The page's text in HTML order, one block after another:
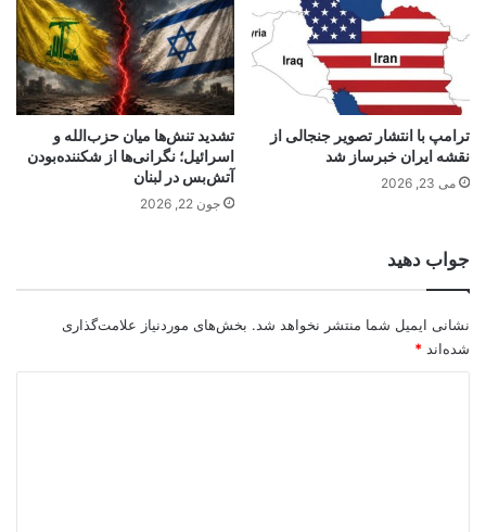
ترامپ با انتشار تصویر جنجالی از
نقشه ایران خبرساز شد
می 23, 2026
تشدید تنش‌ها میان حزب‌الله و
اسرائیل؛ نگرانی‌ها از شکننده‌بودن
آتش‌بس در لبنان
جون 22, 2026
جواب دهید
نشانی ایمیل شما منتشر نخواهد شد. بخش‌های موردنیاز علامت‌گذاری
شده‌اند *